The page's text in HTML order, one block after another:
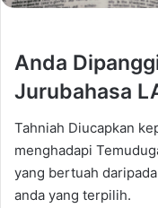
Anda
Jurubahasa
Tahniah Diucapkan
menghadapi
yang bertuah
anda yang terpilih.